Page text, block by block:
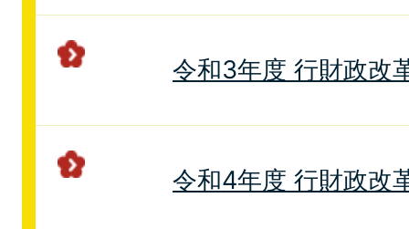
令和3年度 行財政改
令和4年度 行財政改